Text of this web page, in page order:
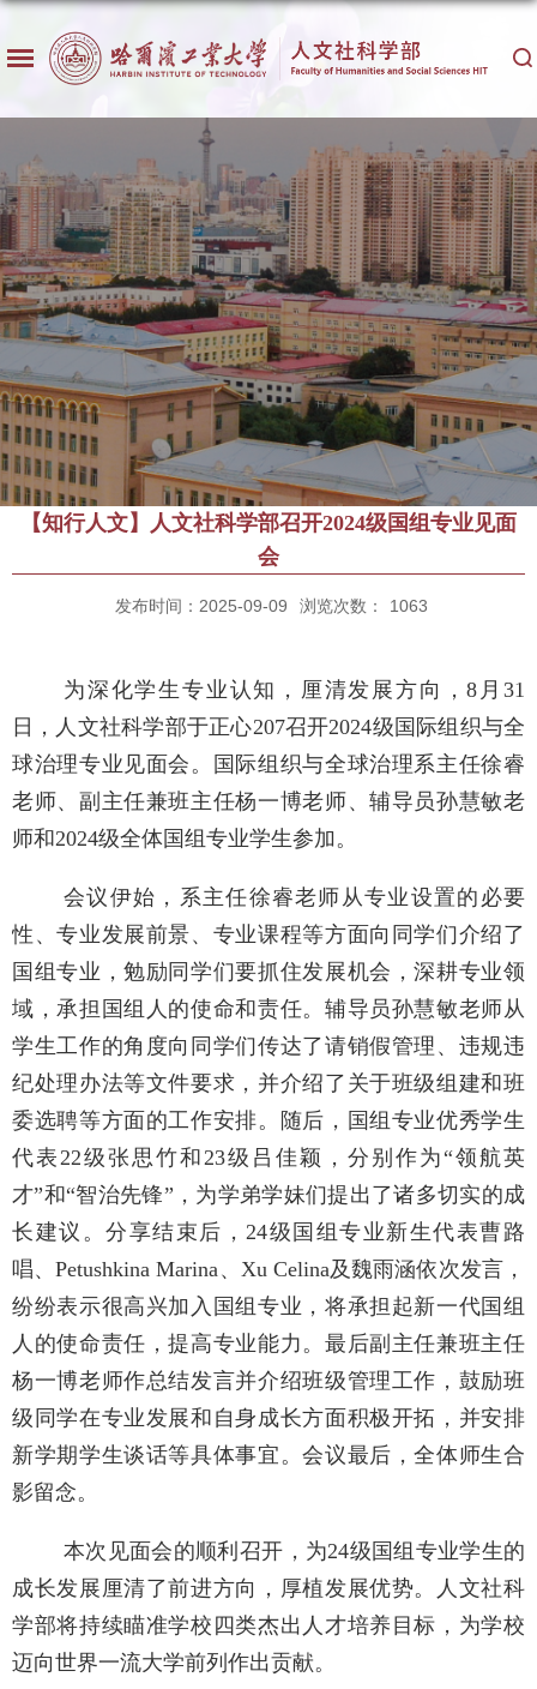
【知行人文】人文社科学部召开2024级国组专业见面
会
发布时间：2025-09-09 浏览次数： 1063
为深化学生专业认知，厘清发展方向，8月31
日，人文社科学部于正心207召开2024级国际组织与全
球治理专业见面会。国际组织与全球治理系主任徐睿
老师、副主任兼班主任杨一博老师、辅导员孙慧敏老
师和2024级全体国组专业学生参加。
会议伊始，系主任徐睿老师从专业设置的必要
性、专业发展前景、专业课程等方面向同学们介绍了
国组专业，勉励同学们要抓住发展机会，深耕专业领
域，承担国组人的使命和责任。辅导员孙慧敏老师从
学生工作的角度向同学们传达了请销假管理 、 违规违
纪处理办法等文件要求，并介绍了关于班级组建和班
委选聘等方面的工作安排。随后，国组专业优秀学生
代表 22级张思竹和23级吕佳颖，分别作为“领航英
才”和“智治先锋”，为学弟学妹们提出了诸多切实的成
长建议。分享结束后，24级国组专业新生代表曹路
唱、Petushkina Marina、Xu Celina及魏雨涵依次发言，
纷纷表示很高兴加入国组专业，将承担起新一代国组
人的使命责任，提高专业能力。最后副主任兼班主任
杨一博老师作总结发言并介绍班级管理工作，鼓励班
级同学在专业发展和自身成长方面积极开拓，并安排
新学期学生谈话等具体事宜。会议最后，全体师生合
影留念。
本次见面会的顺利召开，为24级国组专业学生的
成长发展厘清了前进方向，厚植发展优势。人文社科
学部将持续瞄准学校四类杰出人才培养目标，为学校
迈向世界一流大学前列 作出贡献。